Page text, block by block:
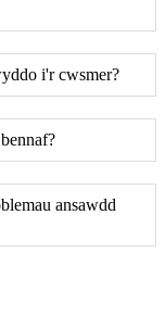
i'r cwsmer?
ansawdd